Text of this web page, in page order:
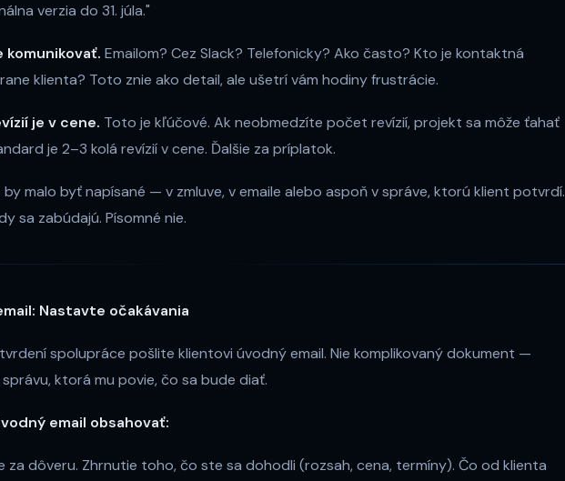
verzia do 31. júla."
komunikovať. Emailom? Cez Slack? Telefonicky? Ako často? Kto je kontaktná
klienta? Toto znie ako detail, ale ušetrí vám hodiny frustrácie.
je v cene. Toto je kľúčové. Ak neobmedzíte počet revízií, projekt sa môže ťahať
je 2–3 kolá revízií v cene. Ďalšie za príplatok.
malo byť napísané — v zmluve, v emaile alebo aspoň v správe, ktorú klient potvrdí.
sa zabúdajú. Písomné nie.
Nastavte očakávania
spolupráce pošlite klientovi úvodný email. Nie komplikovaný dokument —
ktorá mu povie, čo sa bude diať.
email obsahovať:
za dôveru. Zhrnutie toho, čo ste sa dohodli (rozsah, cena, termíny). Čo od klienta